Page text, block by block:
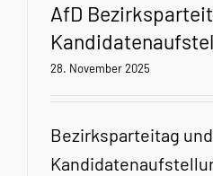
AfD
28. November 2025
Bezirksparteitag und